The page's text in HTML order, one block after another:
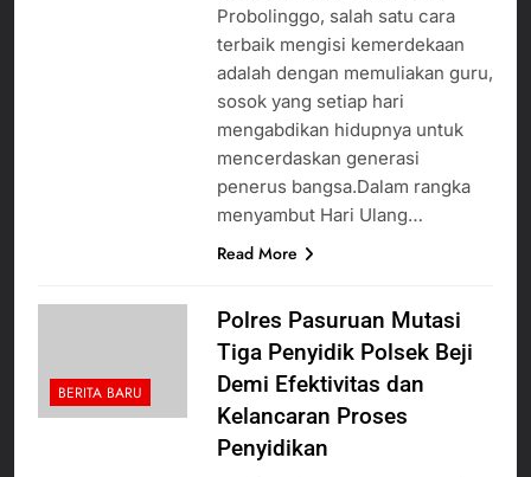
Probolinggo, salah satu cara
terbaik mengisi kemerdekaan
adalah dengan memuliakan guru,
sosok yang setiap hari
mengabdikan hidupnya untuk
mencerdaskan generasi
penerus bangsa.Dalam rangka
menyambut Hari Ulang…
Read More
BERITA BARU
Polres Pasuruan Mutasi
Tiga Penyidik Polsek Beji
Demi Efektivitas dan
Kelancaran Proses
Penyidikan